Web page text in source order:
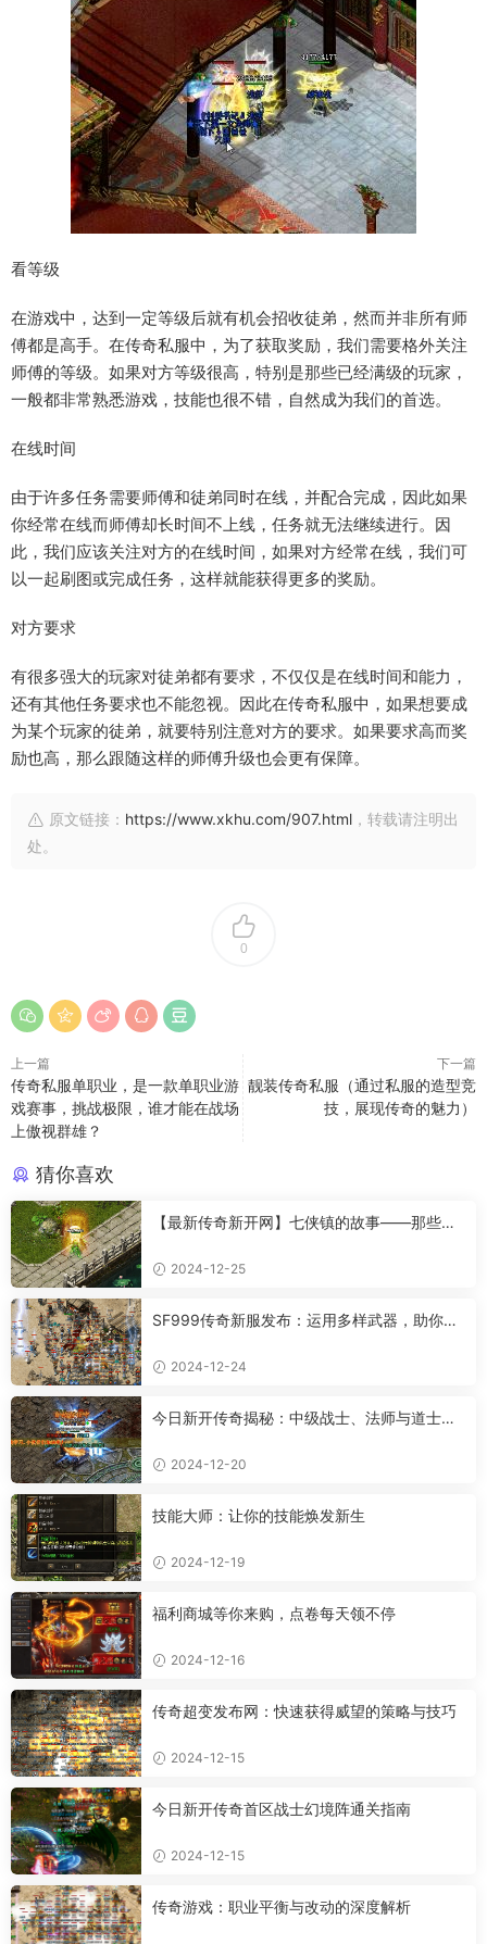
看等级
在游戏中，达到一定等级后就有机会招收徒弟，然而并非所有师
傅都是高手。在传奇私服中，为了获取奖励，我们需要格外关注
师傅的等级。如果对方等级很高，特别是那些已经满级的玩家，
一般都非常熟悉游戏，技能也很不错，自然成为我们的首选。
在线时间
由于许多任务需要师傅和徒弟同时在线，并配合完成，因此如果
你经常在线而师傅却长时间不上线，任务就无法继续进行。因
此，我们应该关注对方的在线时间，如果对方经常在线，我们可
以一起刷图或完成任务，这样就能获得更多的奖励。
对方要求
有很多强大的玩家对徒弟都有要求，不仅仅是在线时间和能力，
还有其他任务要求也不能忽视。因此在传奇私服中，如果想要成
为某个玩家的徒弟，就要特别注意对方的要求。如果要求高而奖
励也高，那么跟随这样的师傅升级也会更有保障。
原文链接： https://www.xkhu.com/907.html ，转载请注明出
处。
0
上一篇
传奇私服单职业，是一款单职业游
戏赛事，挑战极限，谁才能在战场
上傲视群雄？
下一篇
靓装传奇私服（通过私服的造型竞
技，展现传奇的魅力）
猜你喜欢
【最新传奇新开网】七侠镇的故事——那些让
2024-12-25
SF999传奇新服发布：运用多样武器，助你成
2024-12-24
今日新开传奇揭秘：中级战士、法师与道士的
2024-12-20
技能大师：让你的技能焕发新生
2024-12-19
福利商城等你来购，点卷每天领不停
2024-12-16
传奇超变发布网：快速获得威望的策略与技巧
2024-12-15
今日新开传奇首区战士幻境阵通关指南
2024-12-15
传奇游戏：职业平衡与改动的深度解析